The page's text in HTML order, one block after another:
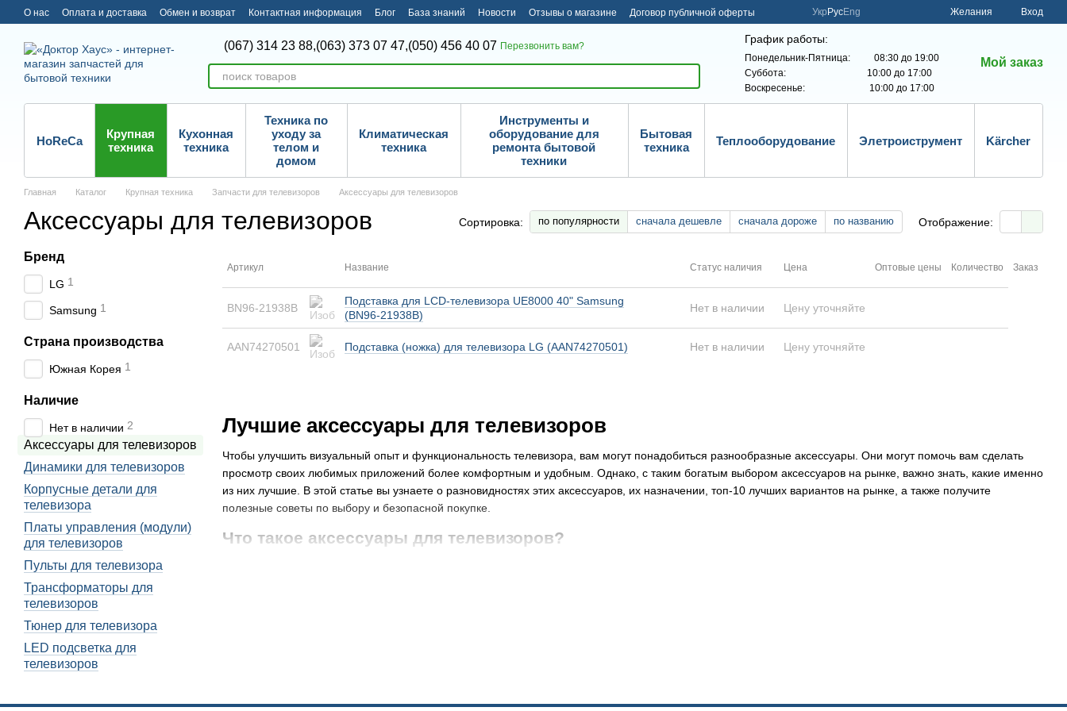
Перейти к основному контенту
О нас Оплата и доставка Обмен и возврат Контактная информация Блог База знаний Новости Отзывы о магазине Договор публичной оферты Укр РусEng Желания Вход
(067) 314 23 88,(063) 373 07 47,(050) 456 40 07 Перезвонить вам?
График работы:
Понедельник-Пятница: 08:30 до 19:00
Суббота: 10:00 до 17:00
Воскресенье: 10:00 до 17:00
Мой заказ
HoReCa
Крупная
техника
Кухонная
техника
Техника по
уходу за
телом и
домом
Климатическая
техника
Инструменты и
оборудование для
ремонта бытовой
техники
Бытовая
техника
Теплооборудование Элетроиструмент Kärcher
Главная Каталог Крупная техника Запчасти для телевизоров Аксессуары для телевизоров
Аксессуары для телевизоров Сортировка: по популярности сначала дешевле сначала дороже по названию Отображение:
Лучшие аксессуары для телевизоров
Чтобы улучшить визуальный опыт и функциональность телевизора, вам могут понадобиться разнообразные аксессуары. Они могут помочь вам сделать
просмотр своих любимых приложений более комфортным и удобным. Однако, с таким богатым выбором аксессуаров на рынке, важно знать, какие именно
из них лучшие. В этой статье вы узнаете о разновидностях этих аксессуаров, их назначении, топ-10 лучших вариантов на рынке, а также получите
полезные советы по выбору и безопасной покупке.
Что такое аксессуары для телевизоров?
Артикул Название Статус наличия Цена Оптовые цены Количество Заказ
BN96-21938B
Подставка для LCD-телевизора UE8000 40" Samsung
(BN96-21938B)
Нет в наличии Цену уточняйте
AAN74270501 Подставка (ножка) для телевизора LG (AAN74270501) Нет в наличии Цену уточняйте
Бренд
LG 1
Samsung 1
Страна производства
Южная Корея 1
Наличие
Нет в наличии 2
Аксессуары для телевизоров
Динамики для телевизоров
Корпусные детали для
телевизора
Платы управления (модули)
для телевизоров
Пульты для телевизора
Трансформаторы для
телевизоров
Тюнер для телевизора
LED подсветка для
телевизоров